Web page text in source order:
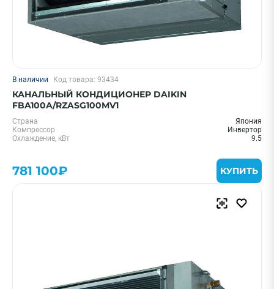
В наличии Код товара: 93434
КАНАЛЬНЫЙ КОНДИЦИОНЕР DAIKIN
FBA100A/RZASG100MV1
Страна
Япония
Компрессор
Инвертор
Охлаждение, кВт
9.5
781 100₽ КУПИТЬ